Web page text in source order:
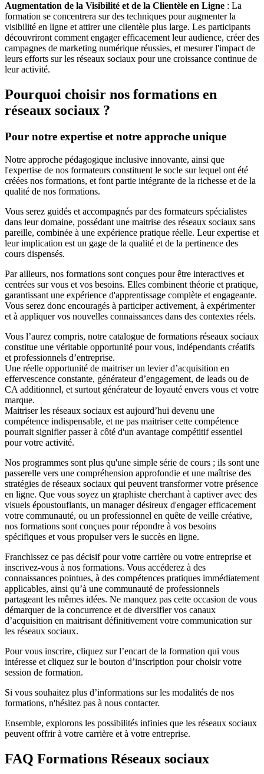
Augmentation de la Visibilité et de la Clientèle en Ligne : La
formation se concentrera sur des techniques pour augmenter la
visibilité en ligne et attirer une clientèle plus large. Les participants
découvriront comment engager efficacement leur audience, créer des
campagnes de marketing numérique réussies, et mesurer l'impact de
leurs efforts sur les réseaux sociaux pour une croissance continue de
leur activité.
Pourquoi choisir nos formations en
réseaux sociaux ?
Pour notre expertise et notre approche unique
Notre approche pédagogique inclusive innovante, ainsi que
l'expertise de nos formateurs constituent le socle sur lequel ont été
créées nos formations, et font partie intégrante de la richesse et de la
qualité de nos formations.
Vous serez guidés et accompagnés par des formateurs spécialistes
dans leur domaine, possédant une maitrise des réseaux sociaux sans
pareille, combinée à une expérience pratique réelle. Leur expertise et
leur implication est un gage de la qualité et de la pertinence des
cours dispensés.
Par ailleurs, nos formations sont conçues pour être interactives et
centrées sur vous et vos besoins. Elles combinent théorie et pratique,
garantissant une expérience d'apprentissage complète et engageante.
Vous serez donc encouragés à participer activement, à expérimenter
et à appliquer vos nouvelles connaissances dans des contextes réels.
Vous l’aurez compris, notre catalogue de formations réseaux sociaux
constitue une véritable opportunité pour vous, indépendants créatifs
et professionnels d’entreprise.
Une réelle opportunité de maitriser un levier d’acquisition en
effervescence constante, générateur d’engagement, de leads ou de
CA additionnel, et surtout générateur de loyauté envers vous et votre
marque.
Maitriser les réseaux sociaux est aujourd’hui devenu une
compétence indispensable, et ne pas maitriser cette compétence
pourrait signifier passer à côté d'un avantage compétitif essentiel
pour votre activité.
Nos programmes sont plus qu'une simple série de cours ; ils sont une
passerelle vers une compréhension approfondie et une maîtrise des
stratégies de réseaux sociaux qui peuvent transformer votre présence
en ligne. Que vous soyez un graphiste cherchant à captiver avec des
visuels époustouflants, un manager désireux d'engager efficacement
votre communauté, ou un professionnel en quête de veille créative,
nos formations sont conçues pour répondre à vos besoins
spécifiques et vous propulser vers le succès en ligne.
Franchissez ce pas décisif pour votre carrière ou votre entreprise et
inscrivez-vous à nos formations. Vous accéderez à des
connaissances pointues, à des compétences pratiques immédiatement
applicables, ainsi qu’à une communauté de professionnels
partageant les mêmes idées. Ne manquez pas cette occasion de vous
démarquer de la concurrence et de diversifier vos canaux
d’acquisition en maitrisant définitivement votre communication sur
les réseaux sociaux.
Pour vous inscrire, cliquez sur l’encart de la formation qui vous
intéresse et cliquez sur le bouton d’inscription pour choisir votre
session de formation.
Si vous souhaitez plus d’informations sur les modalités de nos
formations, n'hésitez pas à nous contacter.
Ensemble, explorons les possibilités infinies que les réseaux sociaux
peuvent offrir à votre carrière et à votre entreprise.
FAQ Formations Réseaux sociaux